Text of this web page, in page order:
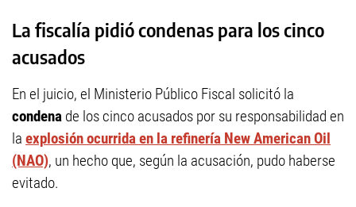
La fiscalía pidió condenas para los cinco
acusados
En el juicio, el Ministerio Público Fiscal solicitó la
condena de los cinco acusados por su responsabilidad en
la explosión ocurrida en la refinería New American Oil
(NAO), un hecho que, según la acusación, pudo haberse
evitado.